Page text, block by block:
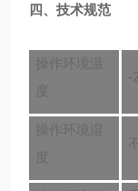
四、技术规范
操作环境温
-
操作环境湿